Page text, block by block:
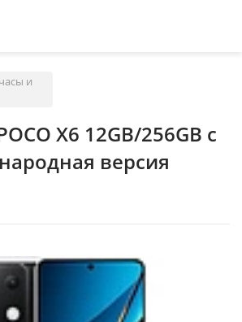
и
X6 12GB/256GB с
версия